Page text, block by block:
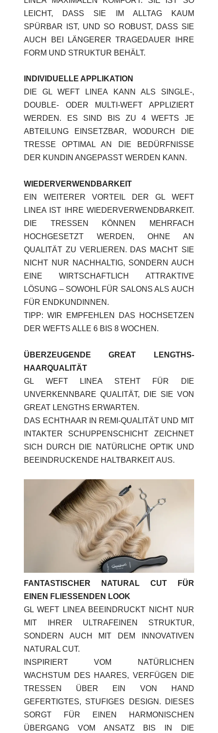
LEICHT, DASS SIE IM ALLTAG KAUM
SPÜRBAR IST, UND SO ROBUST, DASS SIE
AUCH BEI LÄNGERER TRAGEDAUER IHRE
FORM UND STRUKTUR BEHÄLT.
INDIVIDUELLE APPLIKATION
DIE GL WEFT LINEA KANN ALS SINGLE-,
DOUBLE- ODER MULTI-WEFT APPLIZIERT
WERDEN. ES SIND BIS ZU 4 WEFTS JE
ABTEILUNG EINSETZBAR, WODURCH DIE
TRESSE OPTIMAL AN DIE BEDÜRFNISSE
DER KUNDIN ANGEPASST WERDEN KANN.
WIEDERVERWENDBARKEIT
EIN WEITERER VORTEIL DER GL WEFT
LINEA IST IHRE WIEDERVERWENDBARKEIT.
DIE TRESSEN KÖNNEN MEHRFACH
HOCHGESETZT WERDEN, OHNE AN
QUALITÄT ZU VERLIEREN. DAS MACHT SIE
NICHT NUR NACHHALTIG, SONDERN AUCH
EINE WIRTSCHAFTLICH ATTRAKTIVE
LÖSUNG – SOWOHL FÜR SALONS ALS AUCH
FÜR ENDKUNDINNEN.
TIPP: WIR EMPFEHLEN DAS HOCHSETZEN
DER WEFTS ALLE 6 BIS 8 WOCHEN.
ÜBERZEUGENDE GREAT LENGTHS-
HAARQUALITÄT
GL WEFT LINEA STEHT FÜR DIE
UNVERKENNBARE QUALITÄT, DIE SIE VON
GREAT LENGTHS ERWARTEN.
DAS ECHTHAAR IN REMI-QUALITÄT UND MIT
INTAKTER SCHUPPENSCHICHT ZEICHNET
SICH DURCH DIE NATÜRLICHE OPTIK UND
BEEINDRUCKENDE HALTBARKEIT AUS.
FANTASTISCHER NATURAL CUT FÜR
EINEN FLIESSENDEN LOOK
GL WEFT LINEA BEEINDRUCKT NICHT NUR
MIT IHRER ULTRAFEINEN STRUKTUR,
SONDERN AUCH MIT DEM INNOVATIVEN
NATURAL CUT.
INSPIRIERT VOM NATÜRLICHEN
WACHSTUM DES HAARES, VERFÜGEN DIE
TRESSEN ÜBER EIN VON HAND
GEFERTIGTES, STUFIGES DESIGN. DIESES
SORGT FÜR EINEN HARMONISCHEN
ÜBERGANG VOM ANSATZ BIS IN DIE